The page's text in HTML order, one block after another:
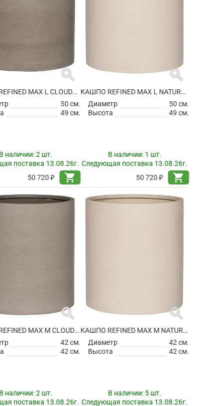
search
КАШПО REFINED MAX L CLOUDED GREY
50 см.
49 см.
наличии:2 шт.
поставка 13.08.26г.
50 720 ₽
shopping_cart
search
КАШПО REFINED MAX L NATURAL WHITE
Диаметр
50 см.
Высота
49 см.
В наличии: 1 шт.
Следующая поставка 13.08.26г.
50 720 ₽
shopping_cart
search
КАШПО REFINED MAX M CLOUDED GREY
42 см.
42 см.
наличии:2 шт.
поставка 13.08.26г.
search
КАШПО REFINED MAX M NATURAL WHITE
Диаметр
42 см.
Высота
42 см.
В наличии: 5 шт.
Следующая поставка 13.08.26г.